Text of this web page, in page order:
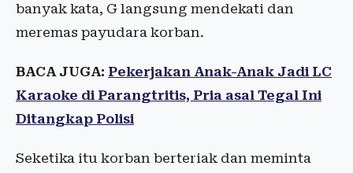
banyak kata, G langsung mendekati dan
meremas payudara korban.
BACA JUGA: Pekerjakan Anak-Anak Jadi LC
Karaoke di Parangtritis, Pria asal Tegal Ini
Ditangkap Polisi
Seketika itu korban berteriak dan meminta